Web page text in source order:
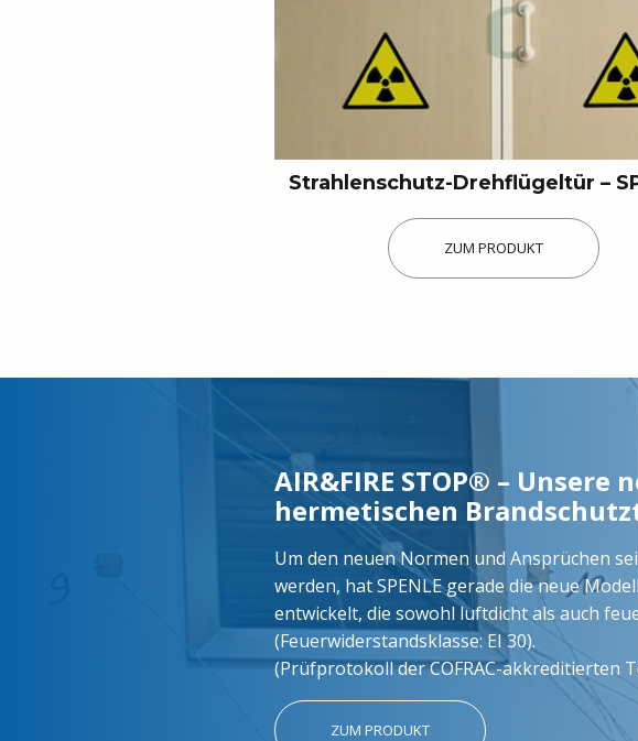
Unsere Produkte entdecken
Strahlenschutz-Drehflügeltür –
ZUM PRODUKT
AIR&FIRE STOP® – Unsere
hermetischen
Um den neuen Normen und Ansprüchen
werden, hat SPENLE gerade die neue
entwickelt, die sowohl luftdicht als auch
(Feuerwiderstandsklasse: EI 30).
(Prüfprotokoll der COFRAC-akkreditierten
ZUM PRODUKT